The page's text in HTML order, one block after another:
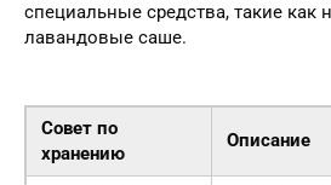
специальные средства, такие как
лавандовые саше.
Совет по
хранению
Описание